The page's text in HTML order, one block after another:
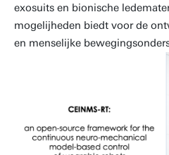
exosuits en bionische
mogelijheden biedt voor de
en menselijke